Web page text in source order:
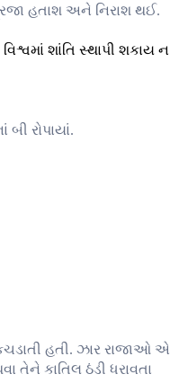
હતાશ અને નિરાશ થઈ.
શાંતિ સ્થાપી શકાય
રોપાયાં.
હતી. ઝાર રાજાઓ
તેને કાતિલ ઠંડી ધરાવતા